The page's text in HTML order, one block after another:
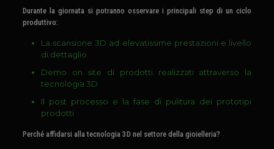
Durante la giornata si potranno osservare i principali step di un ciclo
produttivo:
La scansione 3D ad elevatissime prestazioni e livello
di dettaglio
Demo on site di prodotti realizzati attraverso la
tecnologia 3D
Il post processo e la fase di pulitura dei prototipi
prodotti
Perché affidarsi alla tecnologia 3D nel settore della gioielleria?